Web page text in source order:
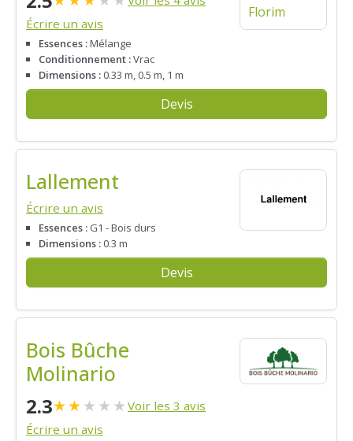
Écrire un avis
Essences :Mélange
Conditionnement :Vrac
Dimensions : 0.33 m, 0.5 m, 1 m
Devis
Lallement
Écrire un avis
Essences : G1 - Bois durs
Dimensions : 0.3 m
Devis
Bois Bûche
Molinario
2.3★★★ ★ ★ Voir les 3 avis
Écrire un avis